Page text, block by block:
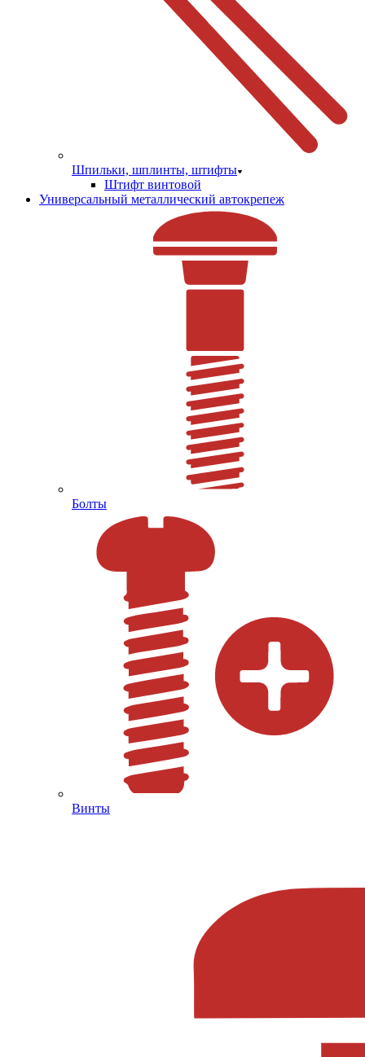
Шпильки, шплинты, штифты
Штифт винтовой
Универсальный металлический автокрепеж
Болты
Винты